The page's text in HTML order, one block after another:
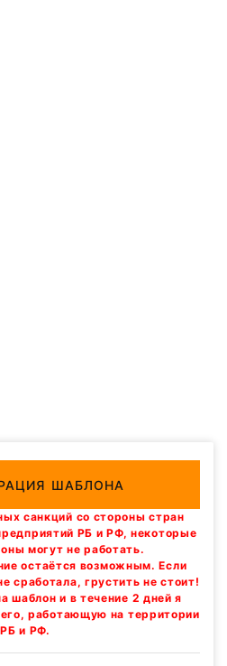
ШАБЛОНА
санкций со стороны стран
РБ и РФ, некоторые
могут не работать.
остаётся возможным. Если
сработала, грустить не стоит!
шаблон и в течение 2 дней я
работающую на территории
РБ и РФ.